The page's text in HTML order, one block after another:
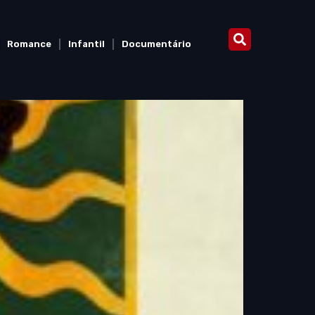
Romance Infantil Documentário